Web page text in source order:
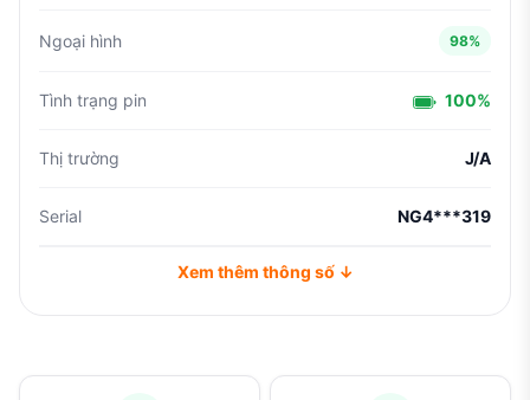
Ngoại hình 98%
Tình trạng pin 100%
Thị trường J/A
Serial NG4***319
Xem thêm thông số ↓